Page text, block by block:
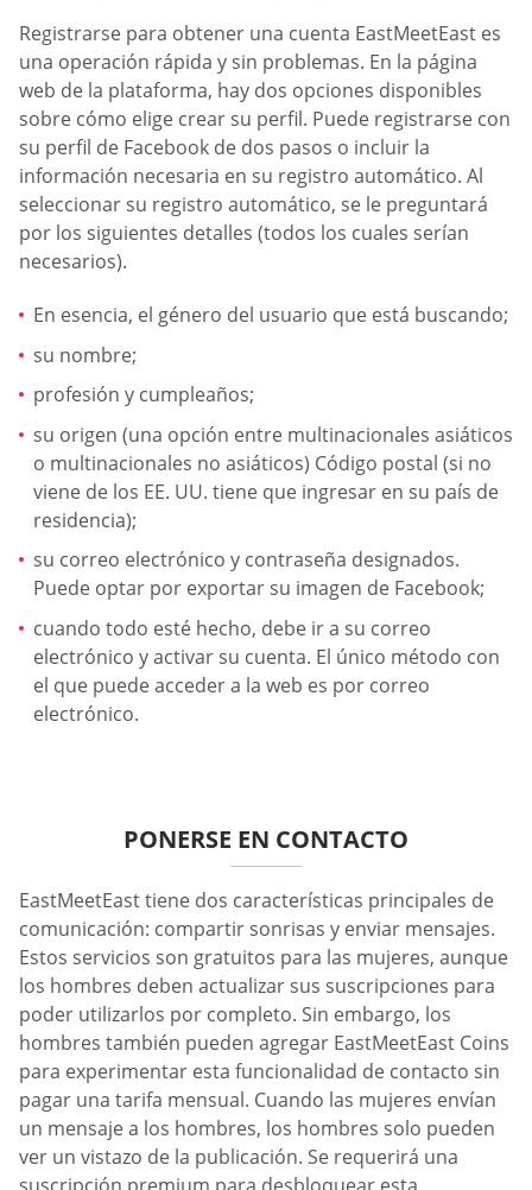
Registrarse para obtener una cuenta EastMeetEast es
una operación rápida y sin problemas. En la página
web de la plataforma, hay dos opciones disponibles
sobre cómo elige crear su perfil. Puede registrarse con
su perfil de Facebook de dos pasos o incluir la
información necesaria en su registro automático. Al
seleccionar su registro automático, se le preguntará
por los siguientes detalles (todos los cuales serían
necesarios).
En esencia, el género del usuario que está buscando;
su nombre;
profesión y cumpleaños;
su origen (una opción entre multinacionales asiáticos
o multinacionales no asiáticos) Código postal (si no
viene de los EE. UU. tiene que ingresar en su país de
residencia);
su correo electrónico y contraseña designados.
Puede optar por exportar su imagen de Facebook;
cuando todo esté hecho, debe ir a su correo
electrónico y activar su cuenta. El único método con
el que puede acceder a la web es por correo
electrónico.
PONERSE EN CONTACTO
EastMeetEast tiene dos características principales de
comunicación: compartir sonrisas y enviar mensajes.
Estos servicios son gratuitos para las mujeres, aunque
los hombres deben actualizar sus suscripciones para
poder utilizarlos por completo. Sin embargo, los
hombres también pueden agregar EastMeetEast Coins
para experimentar esta funcionalidad de contacto sin
pagar una tarifa mensual. Cuando las mujeres envían
un mensaje a los hombres, los hombres solo pueden
ver un vistazo de la publicación. Se requerirá una
suscripción premium para desbloquear esta